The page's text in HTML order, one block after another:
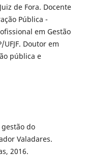
de Fora. Docente
Pública -
em Gestão
UFJF. Doutor em
pública e
gestão do
Valadares.
2016.